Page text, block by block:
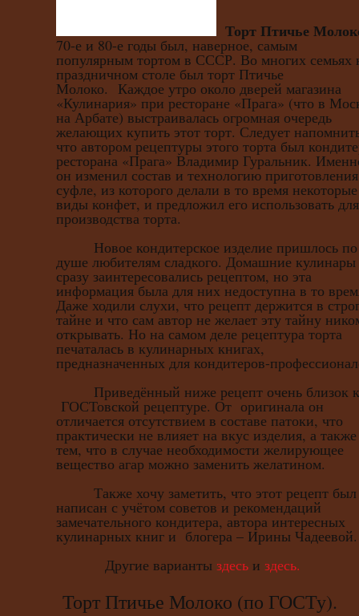
Торт Птичье
70-е и 80-е годы был, наверное, самым
популярным тортом в СССР. Во многих семьях
праздничном столе был торт Птичье
Молоко. Каждое утро около дверей магазина
«Кулинария» при ресторане «Прага» (что в
на Арбате) выстраивалась огромная очередь
желающих купить этот торт. Следует
что автором рецептуры этого торта был
ресторана «Прага» Владимир Гуральник.
он изменил состав и технологию приготовления
суфле, из которого делали в то время некоторые
виды конфет, и предложил его использовать для
производства торта.
Новое кондитерское изделие пришлось по
душе любителям сладкого. Домашние кулинары
сразу заинтересовались рецептом, но эта
информация была для них недоступна в то
Даже ходили слухи, что рецепт держится в
тайне и что сам автор не желает эту тайну
открывать. Но на самом деле рецептура торта
печаталась в кулинарных книгах,
предназначенных для кондитеров-
Приведённый ниже рецепт очень близок к
ГОСТовской рецептуре. От оригинала он
отличается отсутствием в составе патоки, что
практически не влияет на вкус изделия, а также
тем, что в случае необходимости желирующее
вещество агар можно заменить желатином.
Также хочу заметить, что этот рецепт был
написан с учётом советов и рекомендаций
замечательного кондитера, автора интересных
кулинарных книг и блогера – Ирины Чадеевой.
Другие варианты здесь и здесь.
Торт Птичье Молоко (по ГОСТу).